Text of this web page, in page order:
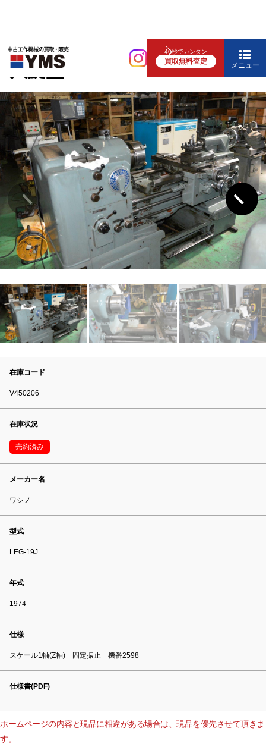
40秒でカンタン
買取無料査定 メニュー
汎用旋盤
6尺旋盤
在庫コード
V450206
在庫状況
売約済み
メーカー名
ワシノ
型式
LEG-19J
年式
1974
仕様
スケール1軸(Z軸) 固定振止 機番2598
仕様書(PDF)
ホームページの内容と現品に相違がある場合は、現品を優先させて頂きま
す。